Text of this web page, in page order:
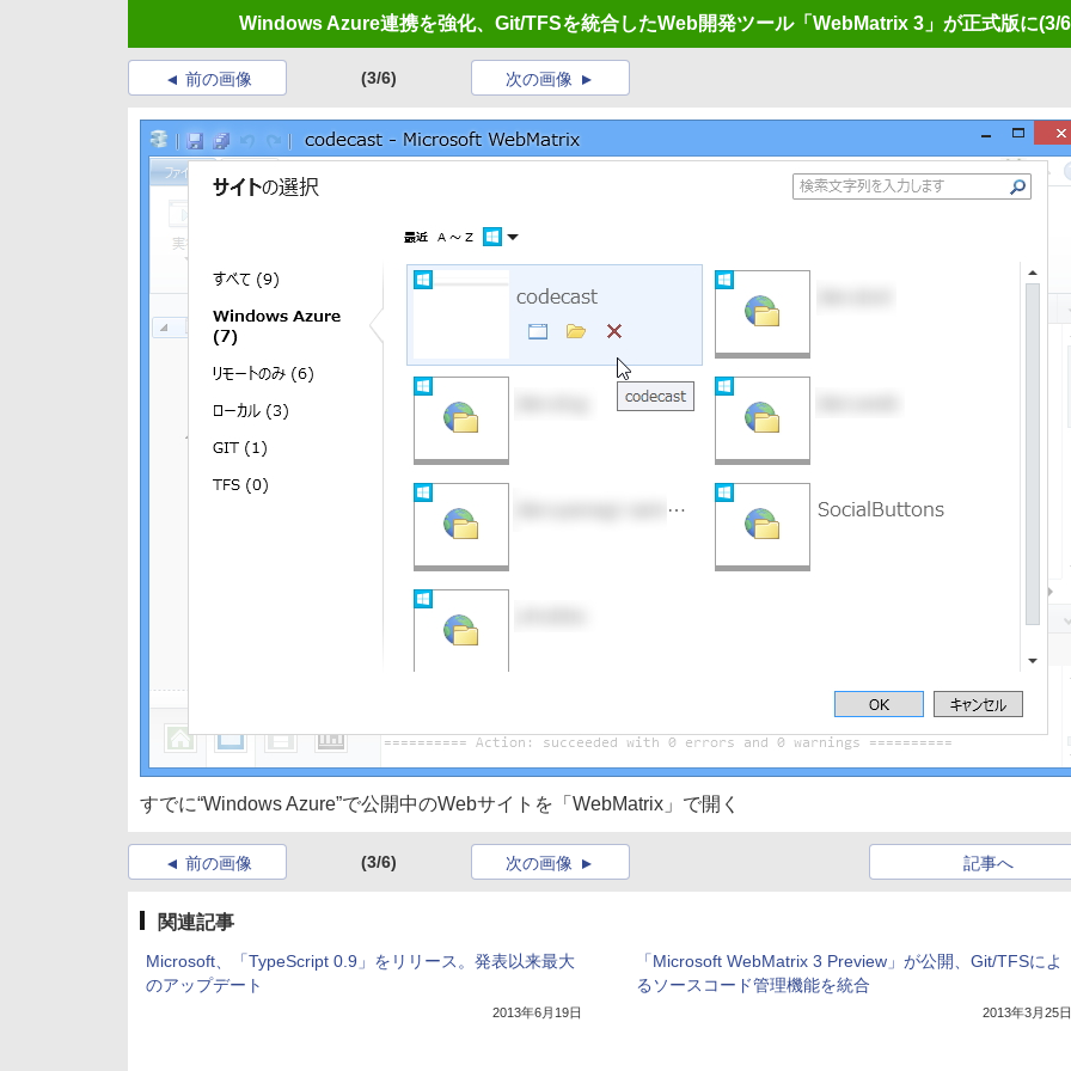
Windows Azure連携を強化、Git/TFSを統合したWeb開発ツール「WebMatrix 3」が正式版に(3/
前の画像 (3/6) 次の画像
すでに“Windows Azure”で公開中のWebサイトを「WebMatrix」で開く
前の画像 (3/6) 記事へ
次の画像
関連記事
Microsoft、「TypeScript 0.9」をリリース。発表以来最大
のアップデート
2013年6月19日
「Microsoft WebMatrix 3 Preview」が公開、Git/TFSによ
るソースコード管理機能を統合
2013年3月25日